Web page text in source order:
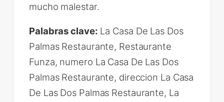
mucho malestar.
Palabras clave: La Casa De Las Dos
Palmas Restaurante, Restaurante
Funza, numero La Casa De Las Dos
Palmas Restaurante, direccion La Casa
De Las Dos Palmas Restaurante, La